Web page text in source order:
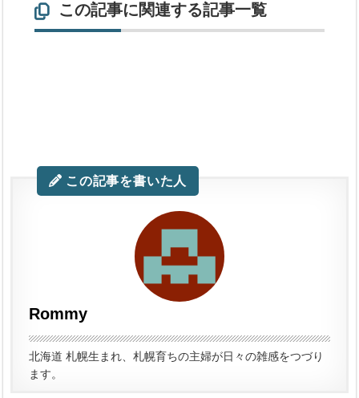
この記事に関連する記事一覧
この記事を書いた人
Rommy
北海道 札幌生まれ、札幌育ちの主婦が日々の雑感をつづり
ます。